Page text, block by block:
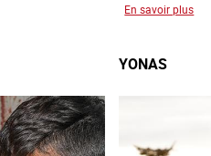
En savoir plus
YONAS